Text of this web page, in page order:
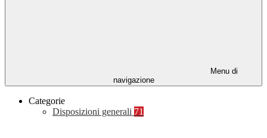
Menu di
navigazione
Categorie
Disposizioni generali 71